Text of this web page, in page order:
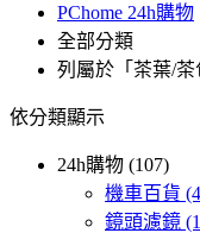
PChome 24h購物
全部分類
列屬於「茶葉/茶
依分類顯示
24h購物 (107)
機車百貨
鏡頭濾鏡